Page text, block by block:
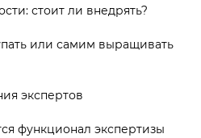
стоит ли внедрять?
или самим выращивать
экспертов
функционал экспертизы